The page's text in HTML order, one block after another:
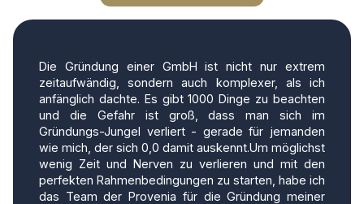
Die Gründung einer GmbH ist nicht nur extrem
zeitaufwändig, sondern auch komplexer, als ich
anfänglich dachte. Es gibt 1000 Dinge zu beachten
und die Gefahr ist groß, dass man sich im
Gründungs-Jungel verliert - gerade für jemanden
wie mich, der sich 0,0 damit auskennt.Um möglichst
wenig Zeit und Nerven zu verlieren und mit den
perfekten Rahmenbedingungen zu starten, habe ich
das Team der Provenia für die Gründung meiner